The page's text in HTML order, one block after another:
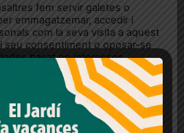
fem servir galetes o
emmagatzemar, accedir i
com la seva visita a aquest
seu consentiment o oposar-se
basat en interessos
moment fent clic a "Ajustos de
Política de privacitat en aquest
dones el teu